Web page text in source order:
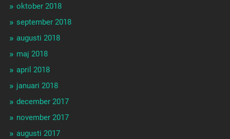
oktober 2018
september 2018
augusti 2018
maj 2018
april 2018
januari 2018
december 2017
november 2017
augusti 2017